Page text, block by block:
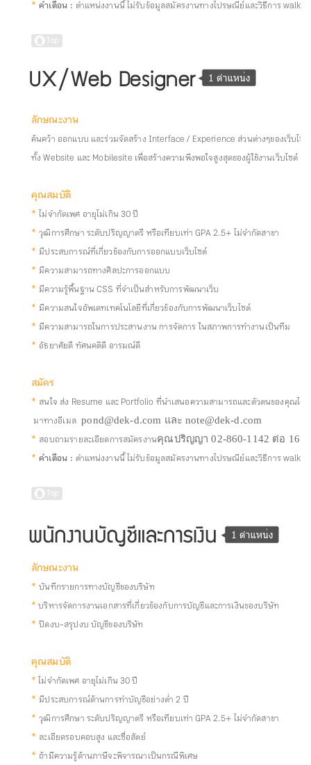
*คำเตือน : ตำแหน่งงานนี้ ไม่รับข้อมูลสมัครงานทางไปรษณีย์และวิธีการ walk-
ลักษณะงาน
ค้นคว้า ออกแบบ และร่วมจัดสร้าง Interface / Experience ส่วนต่างๆของเว็บไซ
ทั้ง Website และ Mobilesite เพื่อสร้างความพึงพอใจสูงสุดของผู้ใช้งานเว็บไซต์
คุณสมบัติ
*ไม่จำกัดเพศ อายุไม่เกิน 30 ปี
*วุฒิการศึกษา ระดับปริญญาตรี หรือเทียบเท่า GPA 2.5+ ไม่จำกัดสาขา
*มีประสบการณ์ที่เกี่ยวข้องกับการออกแบบเว็บไซต์
*มีความสามารถทางศิลปะการออกแบบ
*มีความรู้พื้นฐาน CSS ที่จำเป็นสำหรับการพัฒนาเว็บ
*มีความสนใจอัพเดทเทคโนโลยีที่เกี่ยวข้องกับการพัฒนาเว็บไซต์
*มีความสามารถในการประสานงาน การจัดการ ในสภาพการทำงานเป็นทีม
* อัธยาศัยดี ทัศนคติดี อารมณ์ดี
สมัคร
* สนใจ ส่ง Resume และ Portfolio ที่นำเสนอความสามารถและตัวตนของคุณได้
มาทางอีเมล pond@dek-d.com และ note@dek-d.com
* สอบถามรายละเอียดการสมัครงานคุณปริญญา 02-860-1142 ต่อ 16
*คำเตือน : ตำแหน่งงานนี้ ไม่รับข้อมูลสมัครงานทางไปรษณีย์และวิธีการ walk-
ลักษณะงาน
*บันทึกรายการทางบัญชีของบริษัท
*บริหารจัดการงานเอกสารที่เกี่ยวข้องกับการบัญชีและการเงินของบริษัท
*ปิดงบ-สรุปงบ บัญชีของบริษัท
คุณสมบัติ
*ไม่จำกัดเพศ อายุไม่เกิน 30 ปี
*มีประสบการณ์ด้านการทำบัญชีอย่างต่ำ 2 ปี
*วุฒิการศึกษา ระดับปริญญาตรี หรือเทียบเท่า GPA 2.5+ ไม่จำกัดสาขา
* ละเอียดรอบคอบสูง และซื่อสัตย์
*ถ้ามีความรู้ด้านภาษีจะพิจารณาเป็นกรณีพิเศษ